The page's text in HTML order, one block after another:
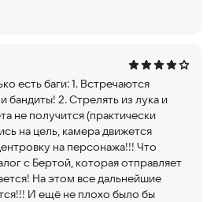
есть баги: 1. Встречаются
бандиты! 2. Стрелять из лука и
не получится (практически
на цель, камера движется
на персонажа!!! Что
с Бертой, которая отправляет
На этом все дальнейшие
И ещё не плохо было бы